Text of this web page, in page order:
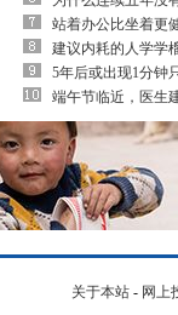
站着办公比坐着更
建议内耗的人学学
5年后或出现1分钟
端午节临近，医生
关于本站 - 网上